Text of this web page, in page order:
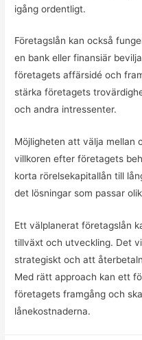
igång ordentligt.
Företagslån kan också
en bank eller finansiär
företagets affärsidé och
stärka företagets
och andra intressenter.
Möjligheten att välja mellan
villkoren efter företagets
korta rörelsekapitallån till
det lösningar som passar
Ett välplanerat företagslån
tillväxt och utveckling. Det
strategiskt och att
Med rätt approach kan ett
företagets framgång och
lånekostnaderna.